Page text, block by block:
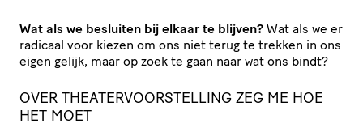
Wat als we besluiten bij elkaar te blijven? Wat als we er
radicaal voor kiezen om ons niet terug te trekken in ons
eigen gelijk, maar op zoek te gaan naar wat ons bindt?
OVER THEATERVOORSTELLING ZEG ME HOE
HET MOET